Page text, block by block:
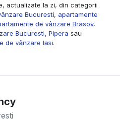
actualizate la zi, din categorii
Bucuresti, apartamente
de vânzare Brasov,
Bucuresti, Pipera sau
de vânzare Iasi.